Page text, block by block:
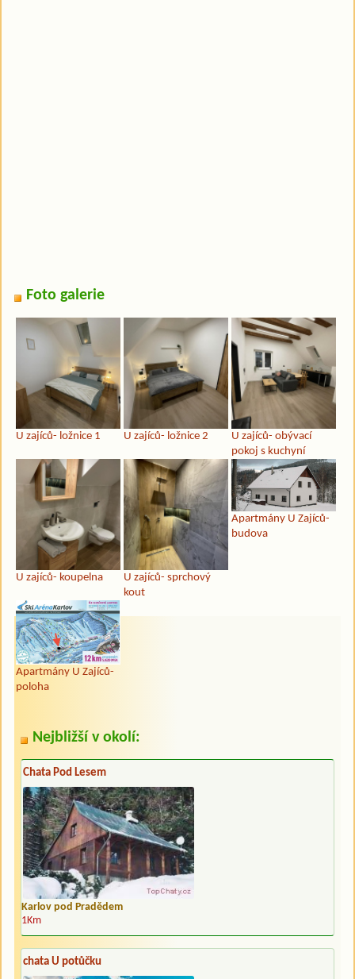
Foto galerie
U zajíců- ložnice 1 U zajíců- ložnice 2
U zajíců- obývací
pokoj s kuchyní
U zajíců- koupelna
U zajíců- sprchový
kout
Apartmány U Zajíců-
budova
Apartmány U Zajíců-
poloha
Nejbližší v okolí:
Chata Pod Lesem
Karlov pod Pradědem
1Km
chata U potůčku